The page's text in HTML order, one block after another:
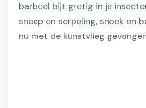
barbeel bijt gretig in je
sneep en serpeling, snoek en
nu met de kunstvlieg